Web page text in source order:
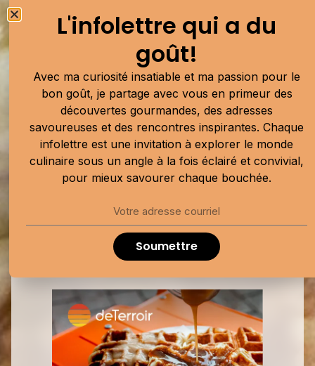
L'infolettre qui a du goût!
Avec ma curiosité insatiable et ma passion
pour le bon goût, je partage avec vous en
primeur des découvertes gourmandes, des
adresses savoureuses et des rencontres
inspirantes. Chaque infolettre est une
invitation à explorer le monde culinaire sous
un angle à la fois éclairé et convivial, pour
mieux savourer chaque bouchée.
Soumettre
L'infolettre qui a du
goût!
Avec ma curiosité insatiable et ma passion pour le
bon goût, je partage avec vous en primeur des
découvertes gourmandes, des adresses
savoureuses et des rencontres inspirantes. Chaque
infolettre est une invitation à explorer le monde
culinaire sous un angle à la fois éclairé et convivial,
pour mieux savourer chaque bouchée.
Soumettre